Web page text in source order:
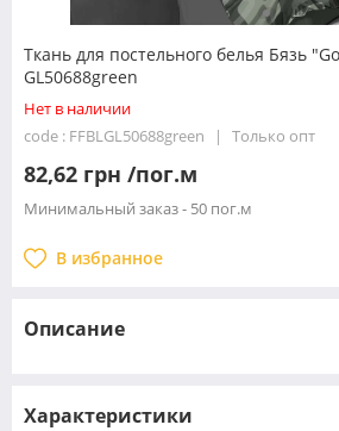
Ткань для постельного белья Бязь
GL50688green
Нет в наличии
code : FFBLGL50688green
Только опт
82,62 грн /пог.м
Минимальный заказ - 50 пог.м
В избранное
Описание
Характеристики